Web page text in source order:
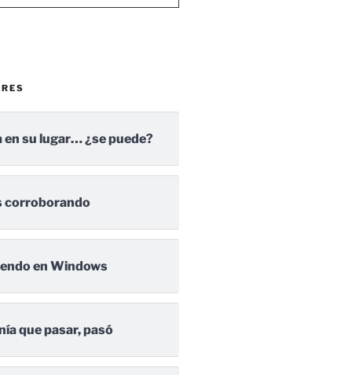
en su lugar… ¿se puede?
corroborando
en Windows
que pasar, pasó